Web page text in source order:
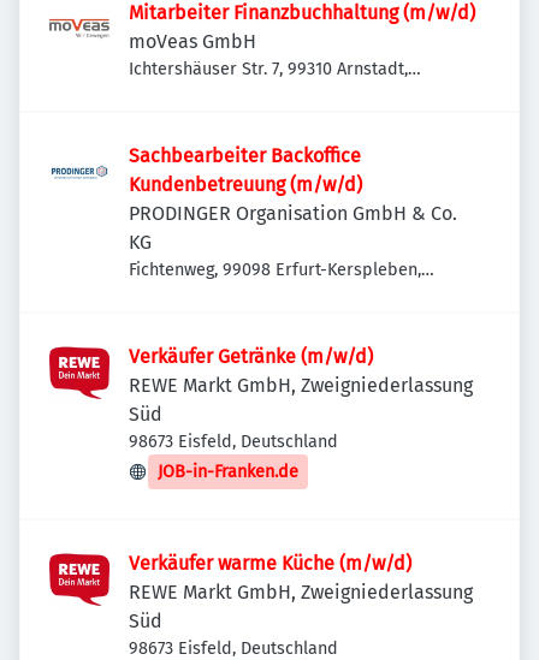
Mitarbeiter Finanzbuchhaltung (m/w/d)
moVeas GmbH
Ichtershäuser Str. 7, 99310 Arnstadt,
Sachbearbeiter Backoffice
Kundenbetreuung (m/w/d)
PRODINGER Organisation GmbH & Co.
KG
Fichtenweg, 99098 Erfurt-Kerspleben,
Verkäufer Getränke (m/w/d)
REWE Markt GmbH, Zweigniederlassung
Süd
98673 Eisfeld, Deutschland
JOB-in-Franken.de
Verkäufer warme Küche (m/w/d)
REWE Markt GmbH, Zweigniederlassung
Süd
98673 Eisfeld, Deutschland